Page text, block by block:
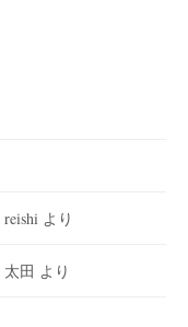
reishi より
太田 より